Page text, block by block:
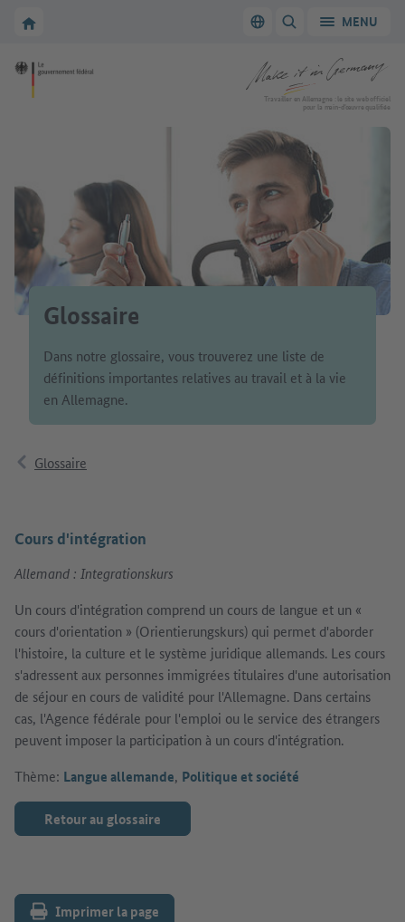
Vers la page d'accueil de Make it in GermanyChanger de langue
AFFICHER/MENU
Vers la page d'accueil de Make it in Germany
Travailler en Allemagne : le site web officiel
pour la main-d’œuvre qualifiée
Glossaire
Dans notre glossaire, vous trouverez une liste de
définitions importantes relatives au travail et à la vie
en Allemagne.
Glossaire
Cours d'intégration
Allemand : Integrationskurs
Un cours d'intégration comprend un cours de langue et un «
cours d'orientation » (Orientierungskurs) qui permet d'aborder
l'histoire, la culture et le système juridique allemands. Les cours
s'adressent aux personnes immigrées titulaires d'une autorisation
de séjour en cours de validité pour l'Allemagne. Dans certains
cas, l'Agence fédérale pour l'emploi ou le service des étrangers
peuvent imposer la participation à un cours d'intégration.
Thème: Langue allemande, Politique et société
Retour au glossaire
Imprimer la page